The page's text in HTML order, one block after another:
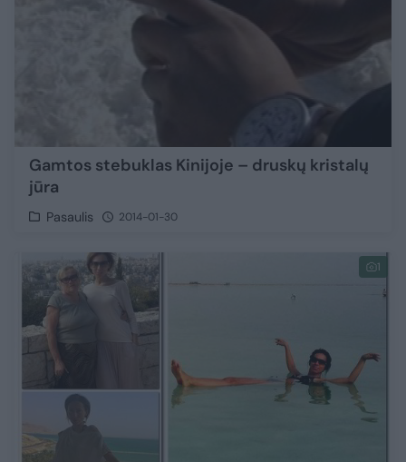
Gamtos stebuklas Kinijoje – druskų kristalų
jūra
Pasaulis 2014-01-30
1